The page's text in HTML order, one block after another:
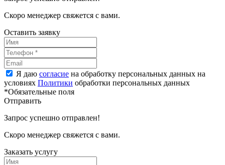
Скоро менеджер свяжется с вами.
Оставить заявку
Я даю согласие на обработку персональных данных на
условиях Политики обработки персональных данных
*Обязательные поля
Отправить
Запрос успешно отправлен!
Скоро менеджер свяжется с вами.
Заказать услугу